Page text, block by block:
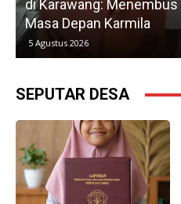
Batas Birokrasi demi
SEPUTAR DESA